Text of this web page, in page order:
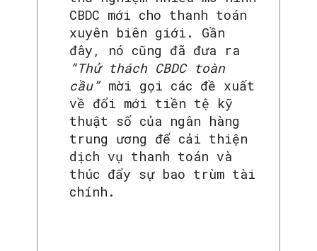
CBDC mới cho thanh toán
xuyên biên giới. Gần
đây, nó cũng đã đưa ra
“Thử thách CBDC toàn
cầu”mời gọi các đề xuất
về đổi mới tiền tệ kỹ
thuật số của ngân hàng
trung ương để cải thiện
dịch vụ thanh toán và
thúc đẩy sự bao trùm tài
chính.